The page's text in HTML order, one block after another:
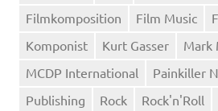
Filmkomposition
Film Music
Komponist
Kurt Gasser Mark
MCDP International
Painkiller
Publishing
Rock Rock'n'Roll